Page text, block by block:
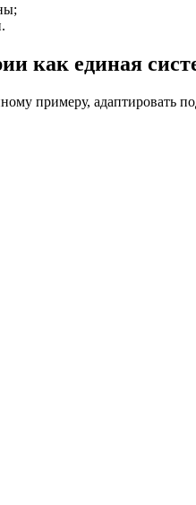
как единая
примеру, адаптировать